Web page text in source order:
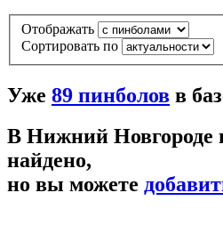
Отображать
Сортировать по
Уже 89 пинболов в
В Нижний Новгороде
найдено,
но вы можете